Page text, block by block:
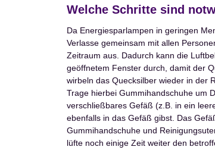
Welche Schritte sind
Da Energiesparlampen in geringen
Verlasse gemeinsam mit allen
Zeitraum aus. Dadurch kann die
geöffnetem Fenster durch, damit der
wirbeln das Quecksilber wieder in der
Trage hierbei Gummihandschuhe um
verschließbares Gefäß (z.B. in ein
ebenfalls in das Gefäß gibst. Das
Gummihandschuhe und
lüfte noch einige Zeit weiter den